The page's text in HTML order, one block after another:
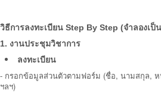
วิธีการลงทะเบียน Step By Step (จำลองเป็
1. งานประชุมวิชาการ
ลงทะเบียน
- กรอกข้อมูลส่วนตัวตามฟอร์ม (ชื่อ, นามสกุล, ห
ฯลฯ)